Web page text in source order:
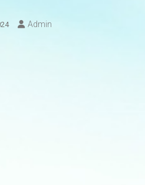
Admin